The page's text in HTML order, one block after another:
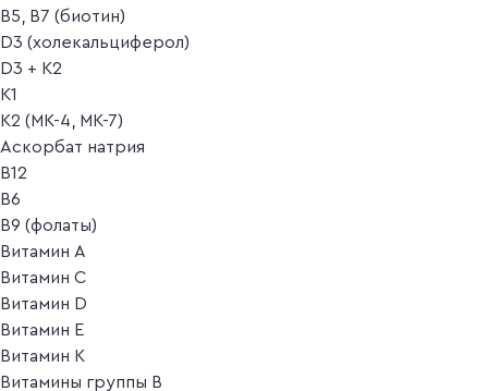
B5, B7 (биотин)
D3 (холекальциферол)
D3 + K2
K1
K2 (MK-4, MK-7)
Аскорбат натрия
В12
В6
В9 (фолаты)
Витамин A
Витамин C
Витамин D
Витамин E
Витамин K
Витамины группы B